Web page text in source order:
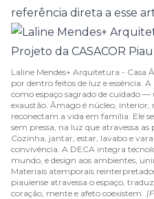
referência direta a esse
Laline Mendes+ Arquitetura - Casa
por dentro feitos de luz e essência.
como espaço sagrado de cuidado —
exaustão. Âmago é núcleo, interior,
reconectam a vida em família. Ele
sem pressa, na luz que atravessa
Cozinha, jantar, estar, lavabo e
convivência. A DECA integra
mundo, e design aos ambientes,
Materiais atemporais
piauiense atravessa o espaço,
coração, mente e afeto coexistem.